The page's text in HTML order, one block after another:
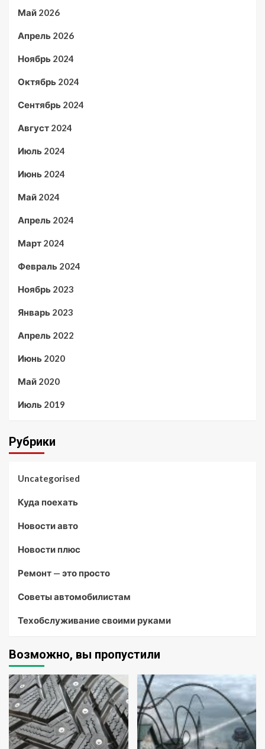
Май 2026
Апрель 2026
Ноябрь 2024
Октябрь 2024
Сентябрь 2024
Август 2024
Июль 2024
Июнь 2024
Май 2024
Апрель 2024
Март 2024
Февраль 2024
Ноябрь 2023
Январь 2023
Апрель 2022
Июнь 2020
Май 2020
Июль 2019
Рубрики
Uncategorised
Куда поехать
Новости авто
Новости плюс
Ремонт — это просто
Советы автомобилистам
Техобслуживание своими руками
Возможно, вы пропустили